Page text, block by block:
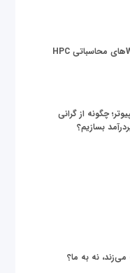
چگونه از گرانی
بسازیم؟
نه به ما؟